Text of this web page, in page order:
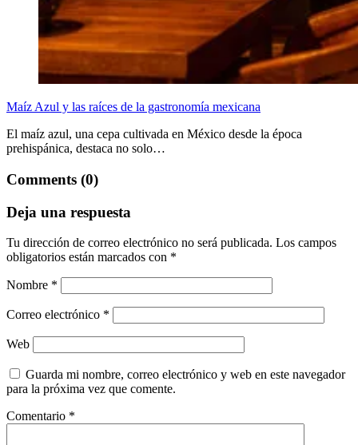
Maíz Azul y las raíces de la gastronomía mexicana
El maíz azul, una cepa cultivada en México desde la época
prehispánica, destaca no solo…
Comments (0)
Deja una respuesta
Tu dirección de correo electrónico no será publicada. Los campos
obligatorios están marcados con *
Nombre *
Correo electrónico *
Web
Guarda mi nombre, correo electrónico y web en este navegador
para la próxima vez que comente.
Comentario *